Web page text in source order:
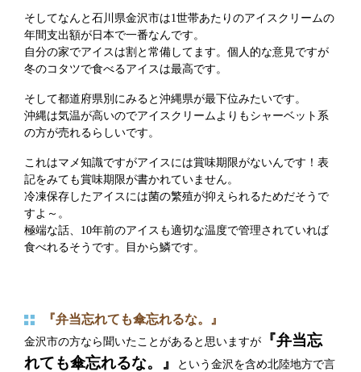
そしてなんと石川県金沢市は1世帯あたりのアイスクリームの
年間支出額が日本で一番なんです。
自分の家でアイスは割と常備してます。個人的な意見ですが
冬のコタツで食べるアイスは最高です。
そして都道府県別にみると沖縄県が最下位みたいです。
沖縄は気温が高いのでアイスクリームよりもシャーベット系
の方が売れるらしいです。
これはマメ知識ですがアイスには賞味期限がないんです！表
記をみても賞味期限が書かれていません。
冷凍保存したアイスには菌の繁殖が抑えられるためだそうで
すよ～。
極端な話、10年前のアイスも適切な温度で管理されていれば
食べれるそうです。目から鱗です。
『弁当忘れても傘忘れるな。』
金沢市の方なら聞いたことがあると思いますが
『弁当忘
れても傘忘れるな。』
という金沢を含め北陸地方で言